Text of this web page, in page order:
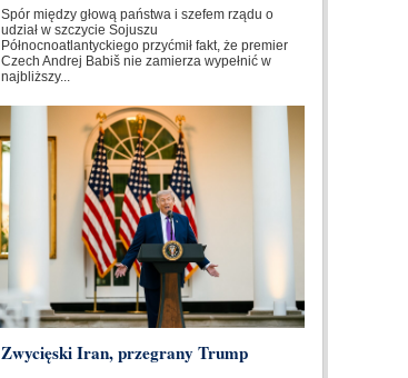
Spór między głową państwa i szefem rządu o
udział w szczycie Sojuszu
Północnoatlantyckiego przyćmił fakt, że premier
Czech Andrej Babiš nie zamierza wypełnić w
najbliższy...
Zwycięski Iran, przegrany Trump